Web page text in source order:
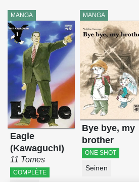
MANGA
Eagle
(Kawaguchi)
11 Tomes
COMPLÈTE
MANGA
Bye bye, my
brother
ONE SHOT
Seinen